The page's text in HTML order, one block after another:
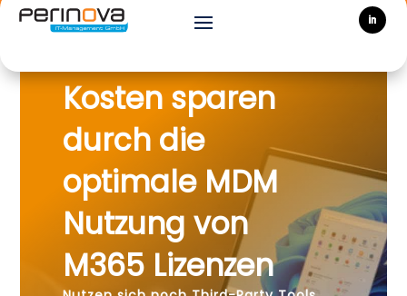
Kosten sparen
durch die
optimale MDM
Nutzung von
M365 Lizenzen